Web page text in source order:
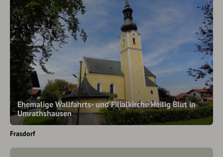
Ehemalige Wallfahrts- und Filialkirche Heilig Blut in
Umrathshausen
Frasdorf